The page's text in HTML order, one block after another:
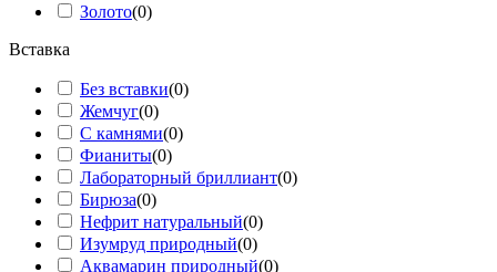
Золото(0)
Вставка
Без вставки(0)
Жемчуг(0)
С камнями(0)
Фианиты(0)
Лабораторный бриллиант(0)
Бирюза(0)
Нефрит натуральный(0)
Изумруд природный(0)
Аквамарин природный(0)